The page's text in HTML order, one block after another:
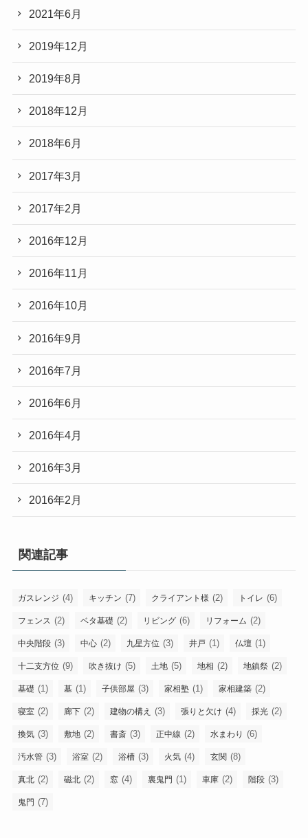
2021年6月
2019年12月
2019年8月
2018年12月
2018年6月
2017年3月
2017年2月
2016年12月
2016年11月
2016年10月
2016年9月
2016年7月
2016年6月
2016年4月
2016年3月
2016年2月
関連記事
ガスレンジ (4) キッチン (7) クライアント様 (2) トイレ (6)
フェンス (2) ベタ基礎 (2) リビング (6) リフォーム (2)
中央階段 (3) 中心 (2) 九星方位 (3) 井戸 (1) 仏壇 (1)
十二支方位 (9) 吹き抜け (5) 土地 (5) 地相 (2) 地鎮祭 (2)
基礎 (1) 墓 (1) 子供部屋 (3) 家相塾 (1) 家相建築 (2)
寝室 (2) 廊下 (2) 建物の構え (3) 張りと欠け (4) 採光 (2)
換気 (3) 敷地 (2) 書斎 (3) 正中線 (2) 水まわり (6)
汚水管 (3) 浴室 (2) 浴槽 (3) 火気 (4) 玄関 (8)
真北 (2) 磁北 (2) 窓 (4) 裏鬼門 (1) 車庫 (2) 階段 (3)
鬼門 (7)